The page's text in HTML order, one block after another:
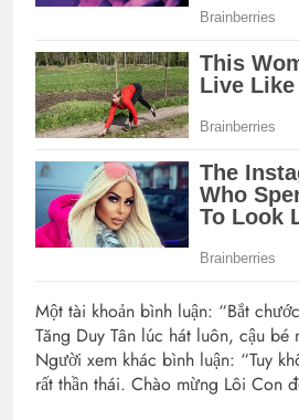
Một tài khoản bình luận: “Bắt
Tăng Duy Tân lúc hát luôn, cậu bé
Người xem khác bình luận: “Tuy
rất thần thái. Chào mừng Lôi Con